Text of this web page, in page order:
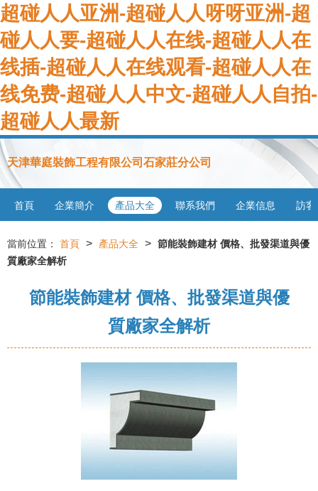
超碰人人亚洲-超碰人人呀呀亚洲-超
碰人人要-超碰人人在线-超碰人人在
线插-超碰人人在线观看-超碰人人在
线免费-超碰人人中文-超碰人人自拍-
超碰人人最新
天津華庭裝飾工程有限公司石家莊分公司
首頁 企業簡介 產品大全 聯系我們 企業信息 訪客
當前位置： 首頁 > 產品大全 > 節能裝飾建材 價格、批發渠道與優
質廠家全解析
節能裝飾建材 價格、批發渠道與優
質廠家全解析